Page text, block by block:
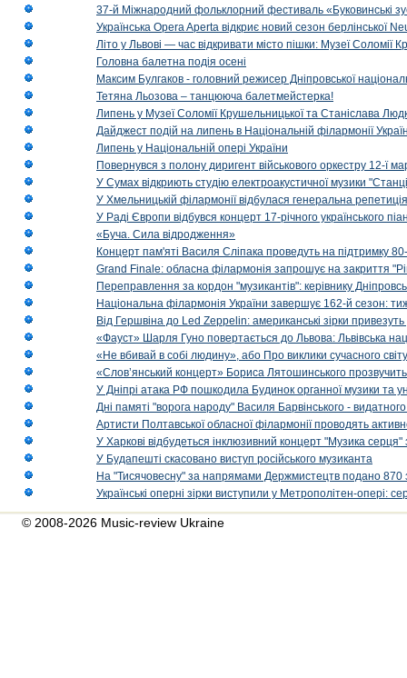
37-й Міжнародний фольклорний фестиваль «Буковинські
Українська Opera Aperta відкриє новий сезон берлінської
Літо у Львові — час відкривати місто пішки: Музеї Соломії
Головна балетна подія осені
Максим Булгаков - головний режисер Дніпровської
Тетяна Льозова – танцююча балетмейстерка!
Липень у Музеї Соломії Крушельницької та Станіслава
Дайджест подій на липень в Національній філармонії
Липень у Національній опері України
Повернувся з полону диригент військового оркестру 12-ї
У Сумах відкриють студію електроакустичної музики
У Хмельницькій філармонії відбулася генеральна
У Раді Європи відбувся концерт 17-річного українського
«Буча. Сила відродження»
Концерт пам'яті Василя Сліпака проведуть на підтримку
Grand Finale: обласна філармонія запрошує на закриття
Переправлення за кордон "музикантів": керівнику
Національна філармонія України завершує 162-й сезон:
Від Гершвіна до Led Zeppelin: американські зірки
«Фауст» Шарля Гуно повертається до Львова: Львівська
«Не вбивай в собі людину», або Про виклики сучасного світу
«Слов’янський концерт» Бориса Лятошинського
У Дніпрі атака РФ пошкодила Будинок органної музики та
Дні памяті "ворога народу" Василя Барвінського -
Артисти Полтавської обласної філармонії проводять
У Харкові відбудеться інклюзивний концерт "Музика
У Будапешті скасовано виступ російського музиканта
На "Тисячовесну" за напрямами Держмистецтв подано 870
Українські оперні зірки виступили у Метрополітен-опері:
© 2008-2026 Music-review Ukraine